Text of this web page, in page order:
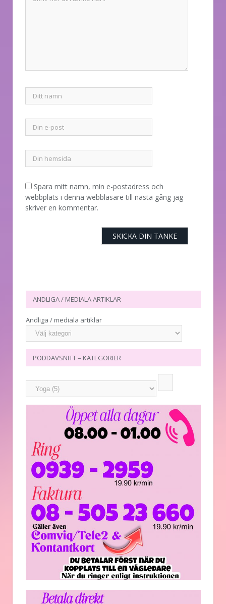
Spara mitt namn, min e-postadress och
webbplats i denna webbläsare till nästa gång jag
skriver en kommentar.
ANDLIGA / MEDIALA ARTIKLAR
Andliga / mediala artiklar
PODDAVSNITT – KATEGORIER